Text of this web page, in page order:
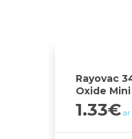
Rayovac
Oxide
1.33€ ar